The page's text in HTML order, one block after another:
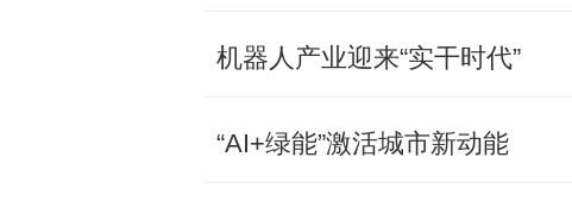
机器人产业迎来“实干时代”
“AI+绿能”激活城市新动能